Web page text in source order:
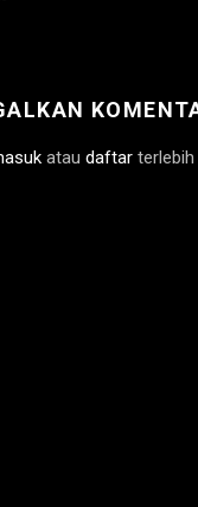
atau daftar